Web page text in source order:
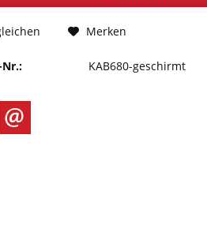
Merken
KAB680-geschirmt